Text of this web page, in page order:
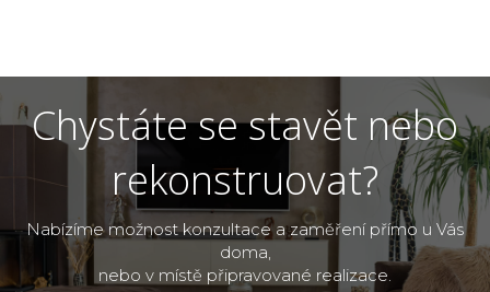
Chystáte se stavět nebo
rekonstruovat?
Nabízíme možnost konzultace a zaměření přímo u Vás
doma,
nebo v místě připravované realizace.